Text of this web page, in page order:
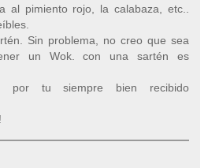
al pimiento rojo, la calabaza, etc..
Sin problema, no creo que sea
un Wok. con una sartén es
por tu siempre bien recibido